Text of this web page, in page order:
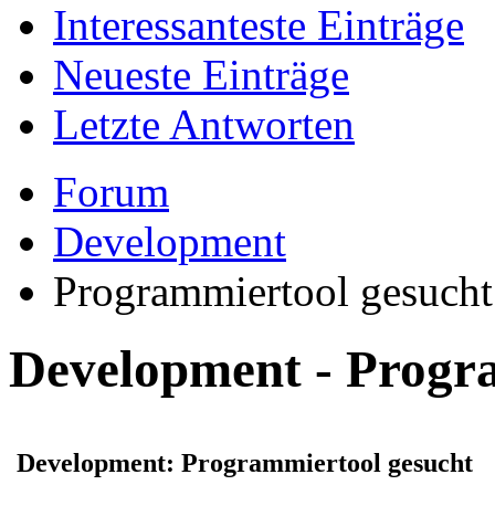
Interessanteste Einträge
Neueste Einträge
Letzte Antworten
Forum
Development
Programmiertool gesucht
Development -
Development: Programmiertool gesucht